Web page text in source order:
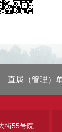
直属（管理）
街55号院